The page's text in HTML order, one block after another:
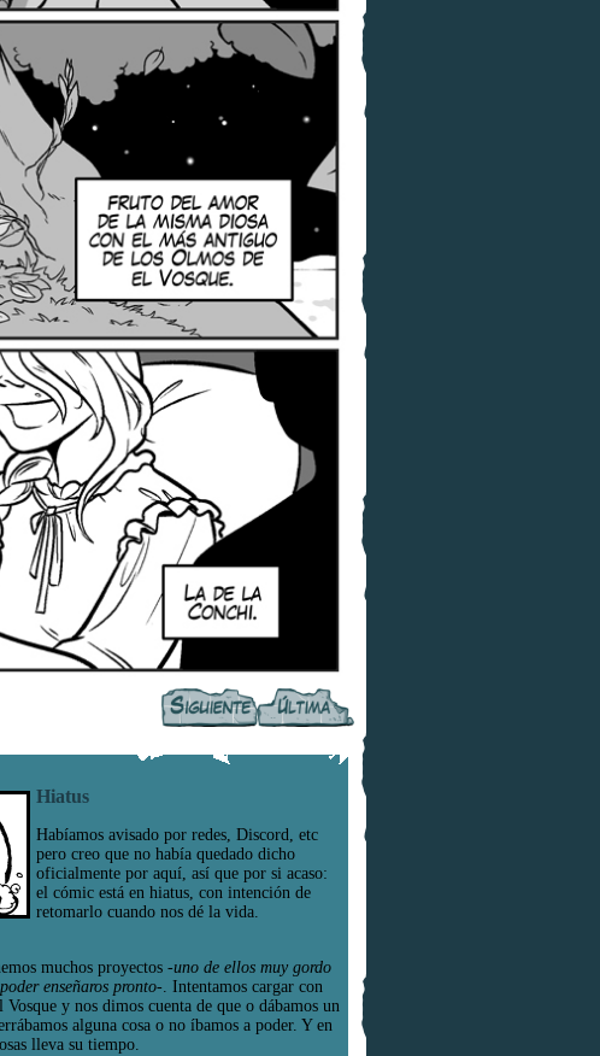
Hiatus
Habíamos avisado por redes, Discord, etc
pero creo que no había quedado dicho
oficialmente por aquí, así que por si acaso:
el cómic está en hiatus, con intención de
retomarlo cuando nos dé la vida.
muchos proyectos -uno de ellos muy gordo
enseñaros pronto-. Intentamos cargar con
y nos dimos cuenta de que o dábamos un
alguna cosa o no íbamos a poder. Y en
lleva su tiempo.